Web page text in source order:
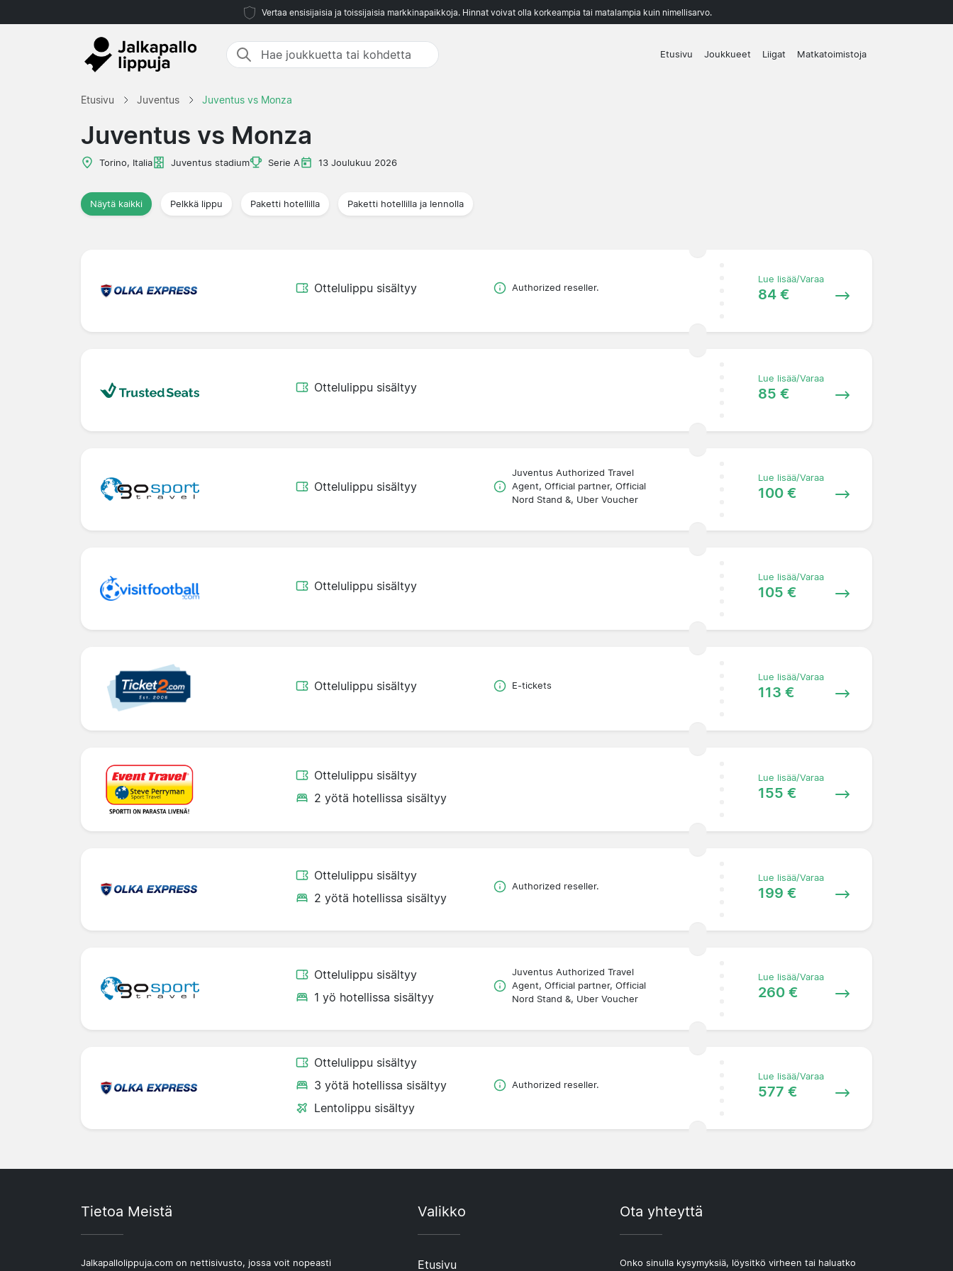
Vertaa ensisijaisia ja toissijaisia markkinapaikkoja. Hinnat voivat olla korkeampia tai matalampia kuin nimellisarvo.
Etusivu Joukkueet Liigat Matkatoimistoja
Etusivu Juventus Juventus vs Monza
Juventus vs Monza
Torino, Italia Juventus stadium Serie A 13 Joulukuu 2026
Näytä kaikki Pelkkä lippu Paketti hotellilla Paketti hotellilla ja lennolla
Ottelulippu sisältyy Authorized reseller.
Lue lisää/Varaa
84 €
Ottelulippu sisältyy
Lue lisää/Varaa
85 €
Ottelulippu sisältyy
Juventus Authorized Travel
Agent, Official partner, Official
Nord Stand &, Uber Voucher
Lue lisää/Varaa
100 €
Ottelulippu sisältyy
Lue lisää/Varaa
105 €
Ottelulippu sisältyy E-tickets
Lue lisää/Varaa
113 €
Ottelulippu sisältyy
2 yötä hotellissa sisältyy
Lue lisää/Varaa
155 €
Ottelulippu sisältyy
2 yötä hotellissa sisältyy
Authorized reseller.
Lue lisää/Varaa
199 €
Ottelulippu sisältyy
1 yö hotellissa sisältyy
Juventus Authorized Travel
Agent, Official partner, Official
Nord Stand &, Uber Voucher
Lue lisää/Varaa
260 €
Ottelulippu sisältyy
3 yötä hotellissa sisältyy
Lentolippu sisältyy
Authorized reseller.
Lue lisää/Varaa
577 €
Tietoa Meistä
Jalkapallolippuja.com on nettisivusto, jossa voit nopeasti
Valikko
Etusivu
Ota yhteyttä
Onko sinulla kysymyksiä, löysitkö virheen tai haluatko